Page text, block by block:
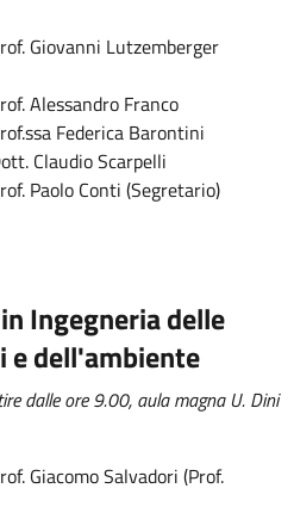
Lutzemberger
Franco
Barontini
Scarpelli
(Segretario)
Ingegneria delle
dell'ambiente
dalle ore 9.00, aula magna U. Dini
(Prof.